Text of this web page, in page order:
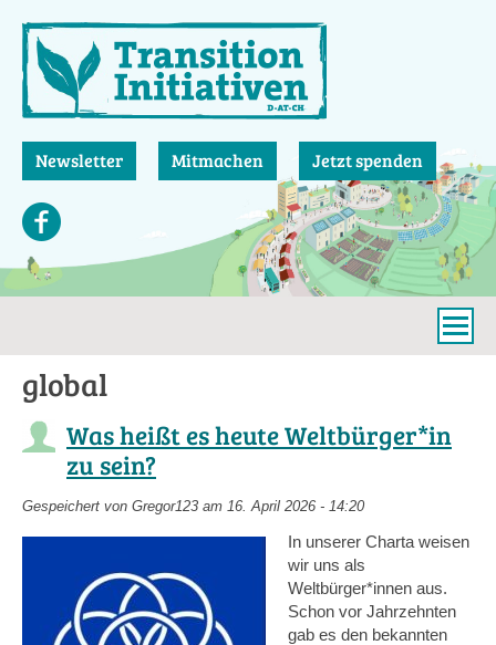
zum
Inhalt
Newsletter Mitmachen Jetzt spenden
global
Was heißt es heute Weltbürger*in
zu sein?
Gespeichert von Gregor123 am 16. April 2026 - 14:20
In unserer Charta weisen
wir uns als
Weltbürger*innen aus.
Schon vor Jahrzehnten
gab es den bekannten